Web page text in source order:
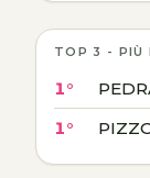
TOP 3 - PIÙ
1°
1°